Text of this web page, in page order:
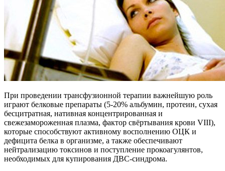
При проведении трансфузионной терапии важнейшую роль
играют белковые препараты (5-20% альбумин, протеин, сухая
бесцитратная, нативная концентрированная и
свежезамороженная плазма, фактор свёртывания крови VIII),
которые способствуют активному восполнению ОЦК и
дефицита белка в организме, а также обеспечивают
нейтрализацию токсинов и поступление прокоагулянтов,
необходимых для купирования ДВС-синдрома.